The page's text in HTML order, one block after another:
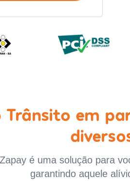
Trânsito em
é uma solução para
garantindo aquele